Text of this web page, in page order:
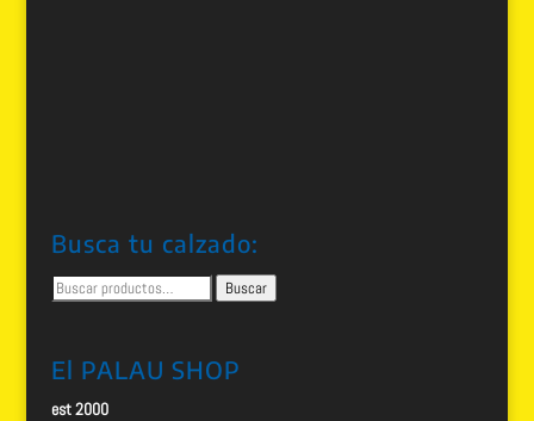
Busca tu calzado:
Buscar
por:
Buscar
El PALAU SHOP
est 2000